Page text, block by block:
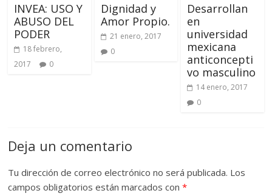
INVEA: USO Y
ABUSO DEL
PODER
18 febrero,
2017
0
Dignidad y
Amor Propio.
21 enero, 2017
0
Desarrollan
en
universidad
mexicana
anticoncepti
vo masculino
14 enero, 2017
0
Deja un comentario
Tu dirección de correo electrónico no será publicada. Los
campos obligatorios están marcados con*